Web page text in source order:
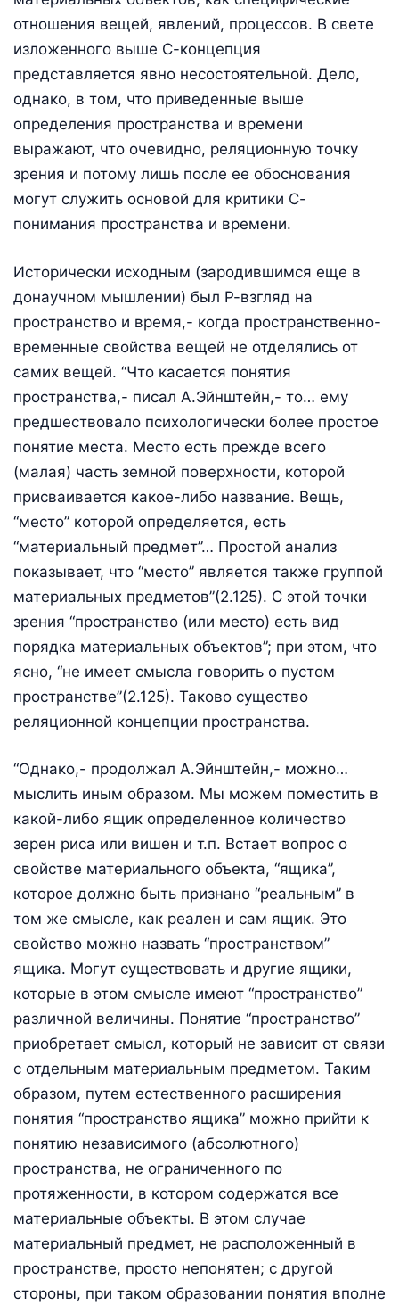
отношения вещей, явлений, процессов. В свете
изложенного выше С-концепция
представляется явно несостоятельной. Дело,
однако, в том, что приведенные выше
определения пространства и времени
выражают, что очевидно, реляционную точку
зрения и потому лишь после ее обоснования
могут служить основой для критики С-
понимания пространства и времени.
Исторически исходным (зародившимся еще в
донаучном мышлении) был Р-взгляд на
пространство и время,- когда пространственно-
временные свойства вещей не отделялись от
самих вещей. “Что касается понятия
пространства,- писал А.Эйнштейн,- то… ему
предшествовало психологически более простое
понятие места. Место есть прежде всего
(малая) часть земной поверхности, которой
присваивается какое-либо название. Вещь,
“место” которой определяется, есть
“материальный предмет”… Простой анализ
показывает, что “место” является также группой
материальных предметов”(2.125). С этой точки
зрения “пространство (или место) есть вид
порядка материальных объектов”; при этом, что
ясно, “не имеет смысла говорить о пустом
пространстве”(2.125). Таково существо
реляционной концепции пространства.
“Однако,- продолжал А.Эйнштейн,- можно…
мыслить иным образом. Мы можем поместить в
какой-либо ящик определенное количество
зерен риса или вишен и т.п. Встает вопрос о
свойстве материального объекта, “ящика”,
которое должно быть признано “реальным” в
том же смысле, как реален и сам ящик. Это
свойство можно назвать “пространством”
ящика. Могут существовать и другие ящики,
которые в этом смысле имеют “пространство”
различной величины. Понятие “пространство”
приобретает смысл, который не зависит от связи
с отдельным материальным предметом. Таким
образом, путем естественного расширения
понятия “пространство ящика” можно прийти к
понятию независимого (абсолютного)
пространства, не ограниченного по
протяженности, в котором содержатся все
материальные объекты. В этом случае
материальный предмет, не расположенный в
пространстве, просто непонятен; с другой
стороны, при таком образовании понятия вполне